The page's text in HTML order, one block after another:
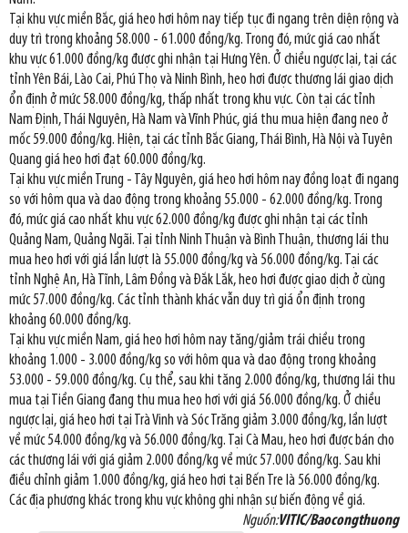
Tại khu vực miền Bắc, giá heo hơi hôm nay tiếp tục đi ngang trên diện rộng và
duy trì trong khoảng 58.000 - 61.000 đồng/kg. Trong đó, mức giá cao nhất
khu vực 61.000 đồng/kg được ghi nhận tại Hưng Yên. Ở chiều ngược lại, tại các
tỉnh Yên Bái, Lào Cai, Phú Thọ và Ninh Bình, heo hơi được thương lái giao dịch
ổn định ở mức 58.000 đồng/kg, thấp nhất trong khu vực. Còn tại các tỉnh
Nam Định, Thái Nguyên, Hà Nam và Vĩnh Phúc, giá thu mua hiện đang neo ở
mốc 59.000 đồng/kg. Hiện, tại các tỉnh Bắc Giang, Thái Bình, Hà Nội và Tuyên
Quang giá heo hơi đạt 60.000 đồng/kg.
Tại khu vực miền Trung - Tây Nguyên, giá heo hơi hôm nay đồng loạt đi ngang
so với hôm qua và dao động trong khoảng 55.000 - 62.000 đồng/kg. Trong
đó, mức giá cao nhất khu vực 62.000 đồng/kg được ghi nhận tại các tỉnh
Quảng Nam, Quảng Ngãi. Tại tỉnh Ninh Thuận và Bình Thuận, thương lái thu
mua heo hơi với giá lần lượt là 55.000 đồng/kg và 56.000 đồng/kg. Tại các
tỉnh Nghệ An, Hà Tĩnh, Lâm Đồng và Đắk Lắk, heo hơi được giao dịch ở cùng
mức 57.000 đồng/kg. Các tỉnh thành khác vẫn duy trì giá ổn định trong
khoảng 60.000 đồng/kg.
Tại khu vực miền Nam, giá heo hơi hôm nay tăng/giảm trái chiều trong
khoảng 1.000 - 3.000 đồng/kg so với hôm qua và dao động trong khoảng
53.000 - 59.000 đồng/kg. Cụ thể, sau khi tăng 2.000 đồng/kg, thương lái thu
mua tại Tiền Giang đang thu mua heo hơi với giá 56.000 đồng/kg. Ở chiều
ngược lại, giá heo hơi tại Trà Vinh và Sóc Trăng giảm 3.000 đồng/kg, lần lượt
về mức 54.000 đồng/kg và 56.000 đồng/kg. Tại Cà Mau, heo hơi được bán cho
các thương lái với giá giảm 2.000 đồng/kg về mức 57.000 đồng/kg. Sau khi
điều chỉnh giảm 1.000 đồng/kg, giá heo hơi tại Bến Tre là 56.000 đồng/kg.
Các địa phương khác trong khu vực không ghi nhận sự biến động về giá.
Nguồn:VITIC/Baocongthuong